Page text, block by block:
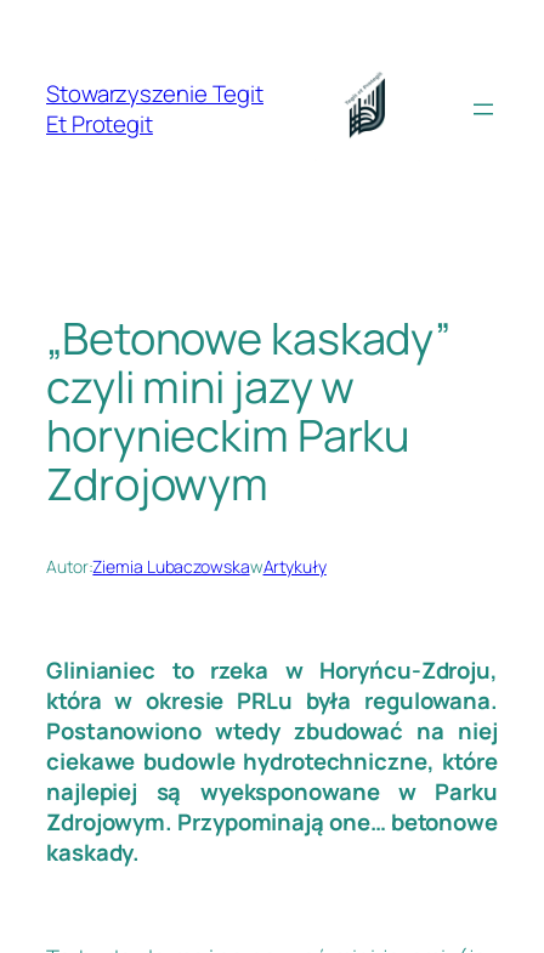
treściStowarzyszenie Tegit
Et Protegit
„Betonowe kaskady”
czyli mini jazy w
horynieckim Parku
Zdrojowym
Autor:Ziemia LubaczowskawArtykuły
Glinianiec to rzeka w Horyńcu-Zdroju,
która w okresie PRLu była regulowana.
Postanowiono wtedy zbudować na niej
ciekawe budowle hydrotechniczne, które
najlepiej są wyeksponowane w Parku
Zdrojowym. Przypominają one… betonowe
kaskady.